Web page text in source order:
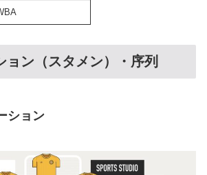
ョン（スタメン）・序列
ション